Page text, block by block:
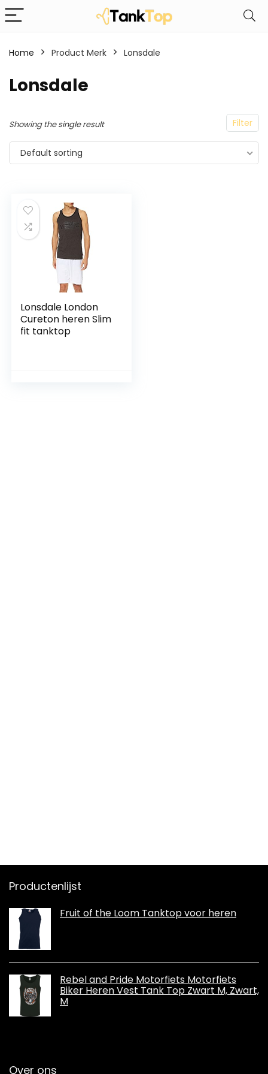
Home Product Merk ‎Lonsdale
‎Lonsdale
Filter
Showing the single result
Default sorting
Lonsdale London
Cureton heren Slim
fit tanktop
Productenlijst
Fruit of the Loom Tanktop voor heren
Rebel and Pride Motorfiets Motorfiets
Biker Heren Vest Tank Top Zwart M, Zwart,
M
Over ons